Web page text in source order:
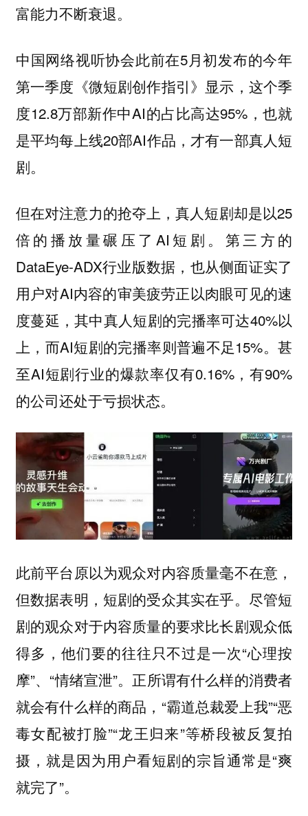
富能力不断衰退。
中国网络视听协会此前在5月初发布的今年
第一季度《微短剧创作指引》显示，这个季
度12.8万部新作中AI的占比高达95%，也就
是平均每上线20部AI作品，才有一部真人短
剧。
但在对注意力的抢夺上，真人短剧却是以25
倍的播放量碾压了AI短剧。第三方的
DataEye-ADX行业版数据，也从侧面证实了
用户对AI内容的审美疲劳正以肉眼可见的速
度蔓延，其中真人短剧的完播率可达40%以
上，而AI短剧的完播率则普遍不足15%。甚
至AI短剧行业的爆款率仅有0.16%，有90%
的公司还处于亏损状态。
此前平台原以为观众对内容质量毫不在意，
但数据表明，短剧的受众其实在乎。尽管短
剧的观众对于内容质量的要求比长剧观众低
得多，他们要的往往只不过是一次“心理按
摩”、“情绪宣泄”。正所谓有什么样的消费者
就会有什么样的商品，“霸道总裁爱上我”“恶
毒女配被打脸”“龙王归来”等桥段被反复拍
摄，就是因为用户看短剧的宗旨通常是“爽
就完了”。